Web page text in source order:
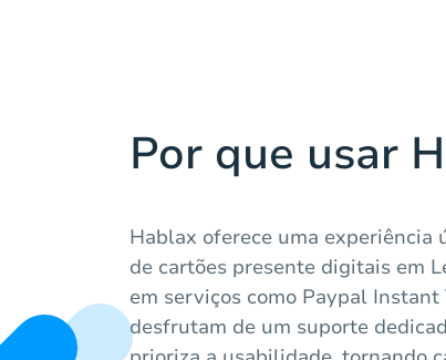
Por que usar
Hablax oferece uma experiência
de cartões presente digitais em
em serviços como Paypal
desfrutam de um suporte